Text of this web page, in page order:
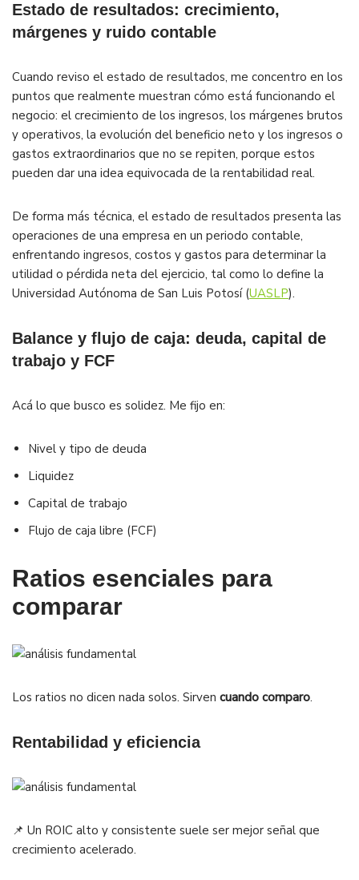
Estado de resultados: crecimiento,
márgenes y ruido contable
Cuando reviso el estado de resultados, me concentro en los
puntos que realmente muestran cómo está funcionando el
negocio: el crecimiento de los ingresos, los márgenes brutos
y operativos, la evolución del beneficio neto y los ingresos o
gastos extraordinarios que no se repiten, porque estos
pueden dar una idea equivocada de la rentabilidad real.
De forma más técnica, el estado de resultados presenta las
operaciones de una empresa en un periodo contable,
enfrentando ingresos, costos y gastos para determinar la
utilidad o pérdida neta del ejercicio, tal como lo define la
Universidad Autónoma de San Luis Potosí (UASLP).
Balance y flujo de caja: deuda, capital de
trabajo y FCF
Acá lo que busco es solidez. Me fijo en:
Nivel y tipo de deuda
Liquidez
Capital de trabajo
Flujo de caja libre (FCF)
Ratios esenciales para
comparar
Los ratios no dicen nada solos. Sirven cuando comparo.
Rentabilidad y eficiencia
📌 Un ROIC alto y consistente suele ser mejor señal que
crecimiento acelerado.